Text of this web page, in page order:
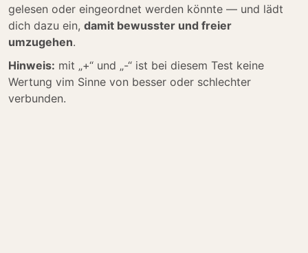
gelesen oder eingeordnet werden könnte — und lädt
dich dazu ein, damit bewusster und freier
umzugehen.
Hinweis: mit „+“ und „-“ ist bei diesem Test keine
Wertung vim Sinne von besser oder schlechter
verbunden.